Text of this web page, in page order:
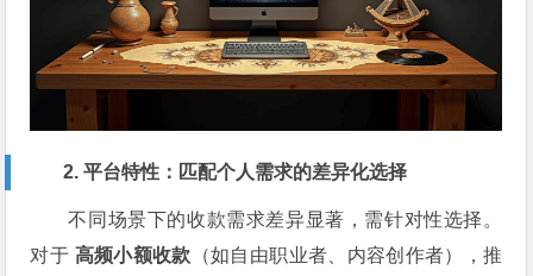
2. 平台特性：匹配个人需求的差异化选择
不同场景下的收款需求差异显著，需针对性选择。
对于 高频小额收款 （如自由职业者、内容创作者），推